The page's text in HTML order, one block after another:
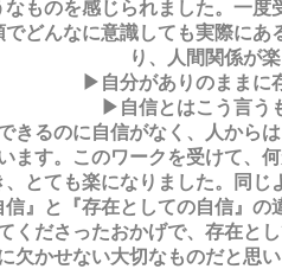
ものを感じられました。一
どんなに意識しても実際に
り、人間関係が
▶自分がありのままに
▶自信とはこう言う
きるのに自信がなく、人から
ます。このワークを受けて、
、とても楽になりました。同
』と『存在としての自信』
くださったおかげで、存在と
欠かせない大切なものだと思